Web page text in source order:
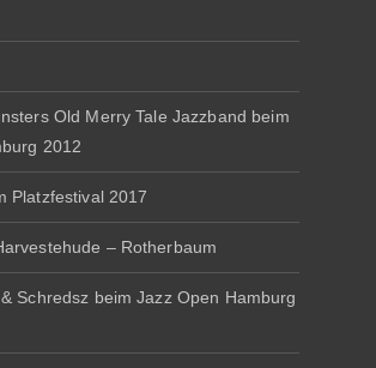
Old Merry Tale Jazzband beim
2012
Platzfestival 2017
– Rotherbaum
Schredsz beim Jazz Open Hamburg